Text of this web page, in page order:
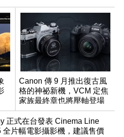
Canon 傳 9 月推出復古風
格的神祕新機，VCM 定焦
家族最終章也將壓軸登場
正式在台發表 Cinema Line
全片幅電影攝影機，建議售價